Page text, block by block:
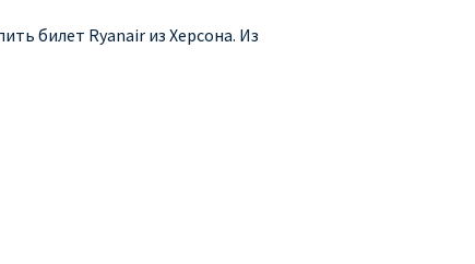
билет Ryanair из Херсона. Из